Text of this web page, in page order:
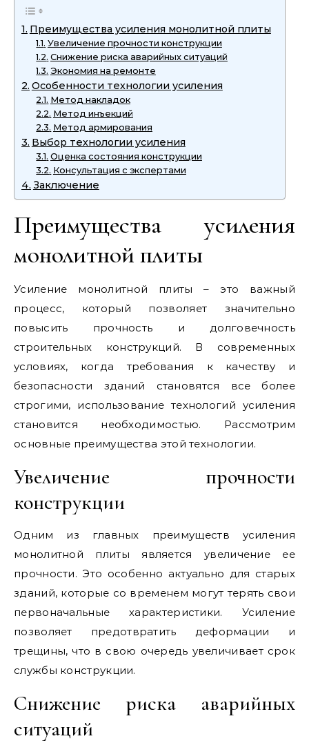
Преимущества усиления монолитной плиты
Увеличение прочности конструкции
Снижение риска аварийных ситуаций
Экономия на ремонте
Особенности технологии усиления
Метод накладок
Метод инъекций
Метод армирования
Выбор технологии усиления
Оценка состояния конструкции
Консультация с экспертами
Заключение
Преимущества усиления
монолитной плиты
Усиление монолитной плиты – это важный
процесс, который позволяет значительно
повысить прочность и долговечность
строительных конструкций. В современных
условиях, когда требования к качеству и
безопасности зданий становятся все более
строгими, использование технологий усиления
становится необходимостью. Рассмотрим
основные преимущества этой технологии.
Увеличение прочности
конструкции
Одним из главных преимуществ усиления
монолитной плиты является увеличение ее
прочности. Это особенно актуально для старых
зданий, которые со временем могут терять свои
первоначальные характеристики. Усиление
позволяет предотвратить деформации и
трещины, что в свою очередь увеличивает срок
службы конструкции.
Снижение риска аварийных
ситуаций